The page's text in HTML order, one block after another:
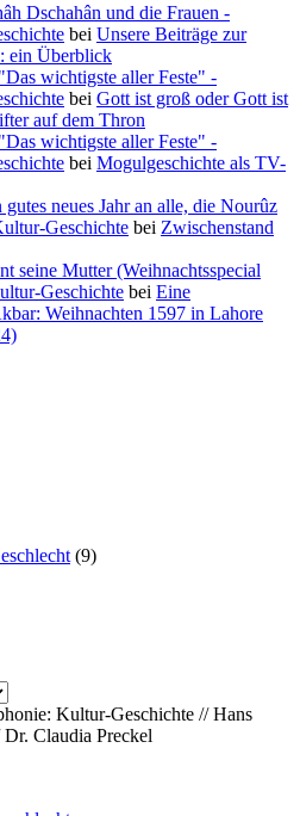
Dschahân und die Frauen -
bei Unsere Beiträge zur
ein Überblick
wichtigste aller Feste" -
bei Gott ist groß oder Gott ist
auf dem Thron
wichtigste aller Feste" -
bei Mogulgeschichte als TV-
neues Jahr an alle, die Nourûz
Geschichte bei Zwischenstand
seine Mutter (Weihnachtsspecial
Geschichte bei Eine
Weihnachten 1597 in Lahore
(9)
Kultur-Geschichte // Hans
Claudia Preckel